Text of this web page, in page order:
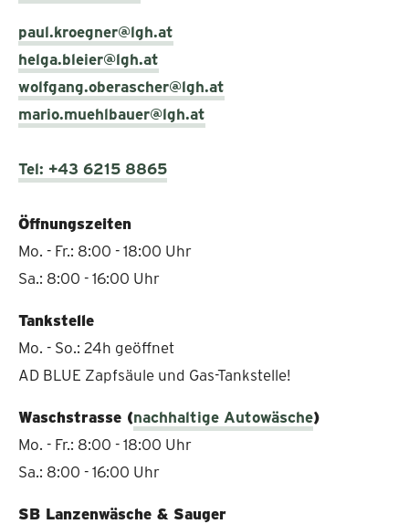
paul.kroegner@lgh.at
helga.bleier@lgh.at
wolfgang.oberascher@lgh.at
mario.muehlbauer@lgh.at
Tel: +43 6215 8865
Öffnungszeiten
Mo. - Fr.: 8:00 - 18:00 Uhr
Sa.: 8:00 - 16:00 Uhr
Tankstelle
Mo. - So.: 24h geöffnet
AD BLUE Zapfsäule und Gas-Tankstelle!
Waschstrasse (nachhaltige Autowäsche)
Mo. - Fr.: 8:00 - 18:00 Uhr
Sa.: 8:00 - 16:00 Uhr
SB Lanzenwäsche & Sauger